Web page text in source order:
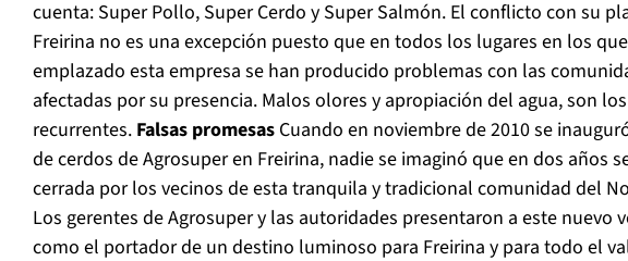
cuenta: Super Pollo, Super Cerdo y Super Salmón. El conflicto con su
Freirina no es una excepción puesto que en todos los lugares en los
emplazado esta empresa se han producido problemas con las
afectadas por su presencia. Malos olores y apropiación del agua, son
recurrentes. Falsas promesas Cuando en noviembre de 2010 se
de cerdos de Agrosuper en Freirina, nadie se imaginó que en dos años
cerrada por los vecinos de esta tranquila y tradicional comunidad del
Los gerentes de Agrosuper y las autoridades presentaron a este nuevo
como el portador de un destino luminoso para Freirina y para todo el